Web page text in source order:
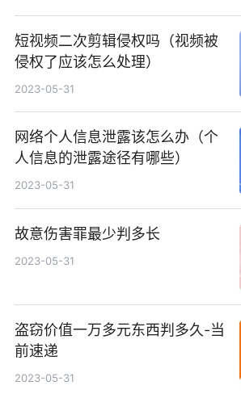
短视频二次剪辑侵权吗（视频被
侵权了应该怎么处理）
2023-05-31
网络个人信息泄露该怎么办（个
人信息的泄露途径有哪些）
2023-05-31
故意伤害罪最少判多长
2023-05-31
盗窃价值一万多元东西判多久-当
前速递
2023-05-31